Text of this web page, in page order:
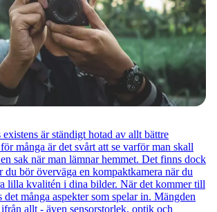
är ständigt hotad av allt bättre
många är det svårt att se varför man skall
sak när man lämnar hemmet. Det finns dock
du bör överväga en kompaktkamera när du
lilla kvalitén i dina bilder. När det kommer till
det många aspekter som spelar in. Mängden
allt - även sensorstorlek, optik och